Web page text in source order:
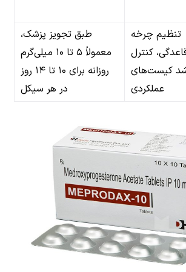
تنظیم چرخه
کنترل
کیست‌های
عملکردی
طبق تجویز پزشک،
معمولاً ۵ تا ۱۰ میلی‌گرم
روزانه برای ۱۰ تا ۱۴ روز
در هر سیکل